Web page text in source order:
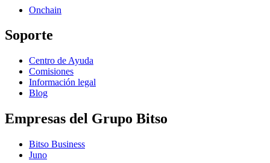
Onchain
Soporte
Centro de Ayuda
Comisiones
Información legal
Blog
Empresas del Grupo Bitso
Bitso Business
Juno